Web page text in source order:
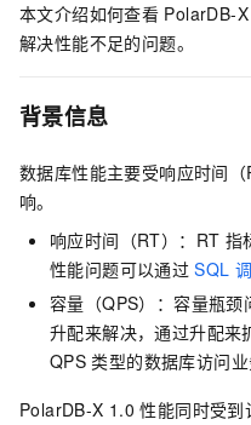
本文介绍如何查看 PolarDB-
解决性能不足的问题。
背景信息
数据库性能主要受响应时间
响。
响应时间（RT）：RT 指
性能问题可以通过 SQL
容量（QPS）：容量瓶颈
升配来解决，通过升配来
QPS 类型的数据库访问业
PolarDB-X 1.0 性能同时受到